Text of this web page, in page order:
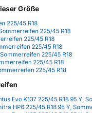
Größe
225/45 R18
225/45 R18
225/45 R18
225/45 R18
225/45 R18
225/45 R18
225/45 R18
Evo K137 225/45 R18 95 Y,
HP6 225/45 R18 95 Y,